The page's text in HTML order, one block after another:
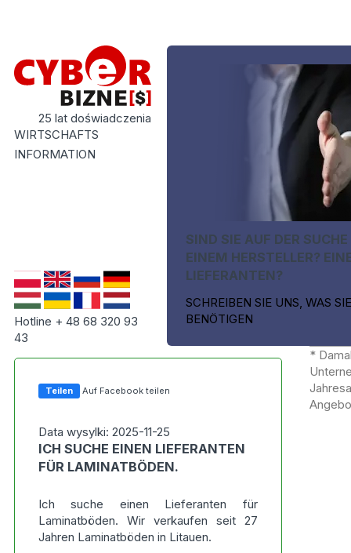
25 lat doświadczenia
WIRTSCHAFTS
INFORMATION
Hotline + 48 68 320 93
43
SIND SIE AUF DER
EINEM HERSTELLER?
LIEFERANTEN?
SCHREIBEN SIE UNS, WAS SIE
BENÖTIGEN
Teilen Auf Facebook teilen
Data wysylki: 2025-11-25
ICH SUCHE EINEN LIEFERANTEN
FÜR LAMINATBÖDEN.
Ich suche einen Lieferanten für
Laminatböden. Wir verkaufen seit 27
Jahren Laminatböden in Litauen.
*